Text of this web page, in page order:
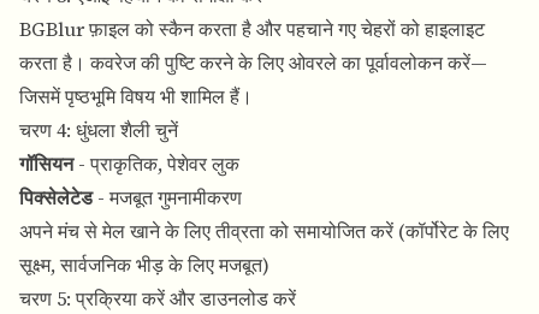
BGBlur फ़ाइल को स्कैन करता है और पहचाने गए चेहरों को हाइलाइट
करता है। कवरेज की पुष्टि करने के लिए ओवरले का पूर्वावलोकन करें—
जिसमें पृष्ठभूमि विषय भी शामिल हैं।
चरण 4: धुंधला शैली चुनें
गॉसियन- प्राकृतिक, पेशेवर लुक
पिक्सेलेटेड- मजबूत गुमनामीकरण
अपने मंच से मेल खाने के लिए तीव्रता को समायोजित करें (कॉर्पोरेट के लिए
सूक्ष्म, सार्वजनिक भीड़ के लिए मजबूत)
चरण 5: प्रक्रिया करें और डाउनलोड करें